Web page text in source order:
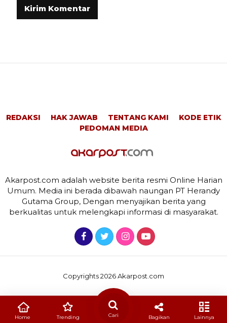
REDAKSI HAK JAWAB TENTANG KAMI
KODE ETIK
PEDOMAN MEDIA
Akarpost.com adalah website berita resmi Online Harian
Umum. Media ini berada dibawah naungan PT Herandy
Gutama Group, Dengan menyajikan berita yang
berkualitas untuk melengkapi informasi di masyarakat.
Copyrights 2026 Akarpost.com
Home Trending Cari Bagikan Lainnya